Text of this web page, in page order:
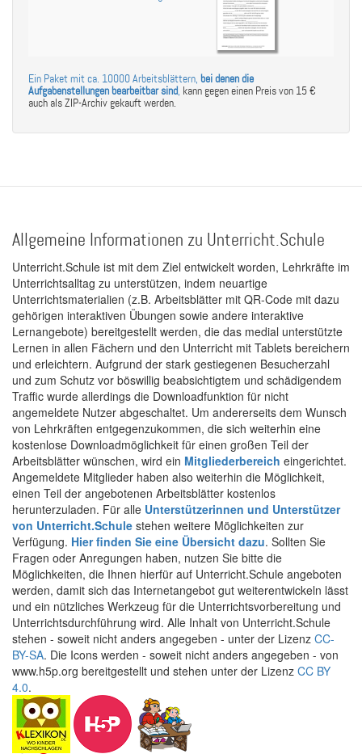
Ein Paket mit ca. 10000 Arbeitsblättern, bei denen die
Aufgabenstellungen bearbeitbar sind, kann gegen einen Preis von 15 €
auch als ZIP-Archiv gekauft werden.
Allgemeine Informationen zu Unterricht.Schule
Unterricht.Schule ist mit dem Ziel entwickelt worden, Lehrkräfte im
Unterrichtsalltag zu unterstützen, indem neuartige
Unterrichtsmaterialien (z.B. Arbeitsblätter mit QR-Code mit dazu
gehörigen interaktiven Übungen sowie andere interaktive
Lernangebote) bereitgestellt werden, die das medial unterstützte
Lernen in allen Fächern und den Unterricht mit Tablets bereichern
und erleichtern. Aufgrund der stark gestiegenen Besucherzahl
und zum Schutz vor böswillig beabsichtigtem und schädigendem
Traffic wurde allerdings die Downloadfunktion für nicht
angemeldete Nutzer abgeschaltet. Um andererseits dem Wunsch
von Lehrkräften entgegenzukommen, die sich weiterhin eine
kostenlose Downloadmöglichkeit für einen großen Teil der
Arbeitsblätter wünschen, wird ein Mitgliederbereich eingerichtet.
Angemeldete Mitglieder haben also weiterhin die Möglichkeit,
einen Teil der angebotenen Arbeitsblätter kostenlos
herunterzuladen. Für alle Unterstützerinnen und Unterstützer
von Unterricht.Schule stehen weitere Möglichkeiten zur
Verfügung. Hier finden Sie eine Übersicht dazu. Sollten Sie
Fragen oder Anregungen haben, nutzen Sie bitte die
Möglichkeiten, die Ihnen hierfür auf Unterricht.Schule angeboten
werden, damit sich das Internetangebot gut weiterentwickeln lässt
und ein nützliches Werkzeug für die Unterrichtsvorbereitung und
Unterrichtsdurchführung wird. Alle Inhalt von Unterricht.Schule
stehen - soweit nicht anders angegeben - unter der Lizenz CC-
BY-SA. Die Icons werden - soweit nicht anders angegeben - von
www.h5p.org bereitgestellt und stehen unter der Lizenz CC BY
4.0.